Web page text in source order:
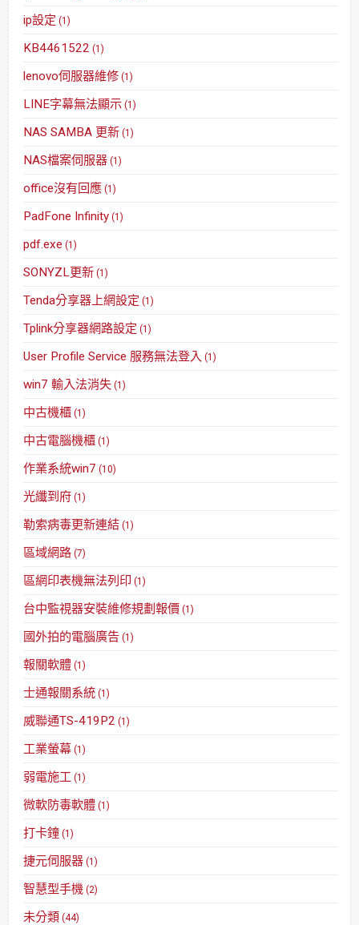
ip設定 (1)
KB4461522 (1)
lenovo伺服器維修 (1)
LINE字幕無法顯示 (1)
NAS SAMBA 更新 (1)
NAS檔案伺服器 (1)
office沒有回應 (1)
PadFone Infinity (1)
pdf.exe (1)
SONYZL更新 (1)
Tenda分享器上網設定 (1)
Tplink分享器網路設定 (1)
User Profile Service 服務無法登入 (1)
win7 輸入法消失 (1)
中古機櫃 (1)
中古電腦機櫃 (1)
作業系統win7 (10)
光纖到府 (1)
勒索病毒更新連結 (1)
區域網路 (7)
區網印表機無法列印 (1)
台中監視器安裝維修規劃報價 (1)
國外拍的電腦廣告 (1)
報關軟體 (1)
士通報關系統 (1)
威聯通TS-419P2 (1)
工業螢幕 (1)
弱電施工 (1)
微軟防毒軟體 (1)
打卡鐘 (1)
捷元伺服器 (1)
智慧型手機 (2)
未分類 (44)